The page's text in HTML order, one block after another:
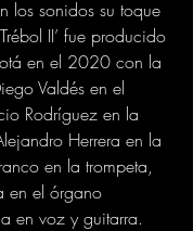
los sonidos su toque
II’ fue producido
en el 2020 con la
Valdés en el
Rodríguez en la
Herrera en la
en la trompeta,
en el órgano
en voz y guitarra.